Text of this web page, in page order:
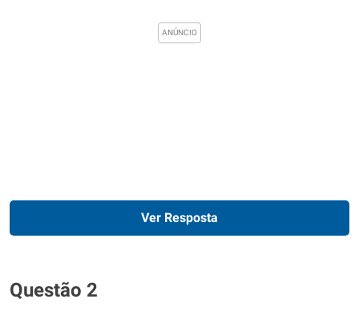
Ver Resposta
Questão 2